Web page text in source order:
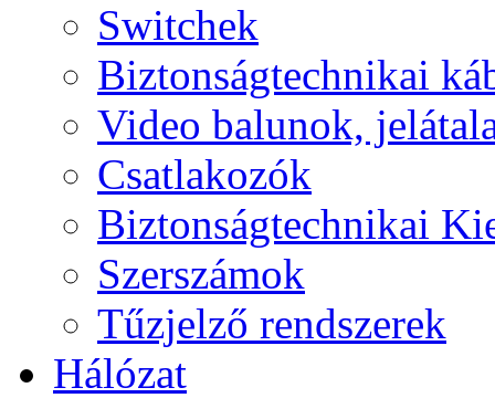
Switchek
Biztonságtechnikai
Video balunok,
Csatlakozók
Biztonságtechnikai
Szerszámok
Tűzjelző rendszerek
Hálózat